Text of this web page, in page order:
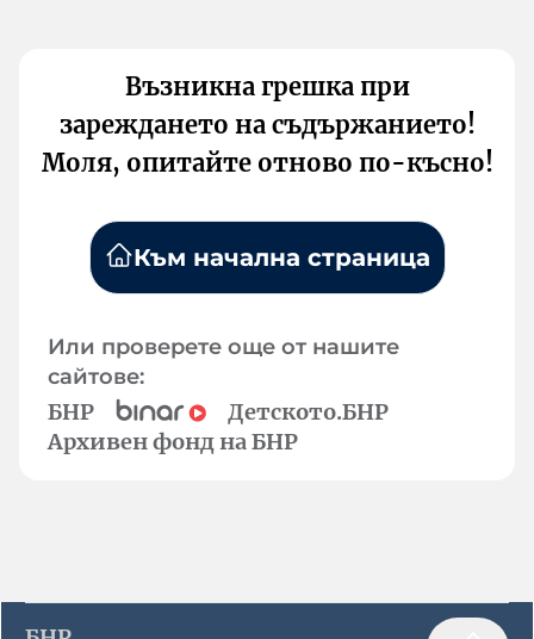
Възникна грешка при
зареждането на съдържанието!
Моля, опитайте отново по-късно!
Към начална страница
Или проверете още от нашите
сайтове:
БНР
Детското.БНР
Архивен фонд на БНР